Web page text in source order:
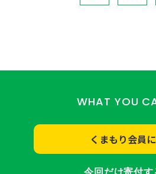
WHAT YOU
くまもり会員
今回だけ寄付す